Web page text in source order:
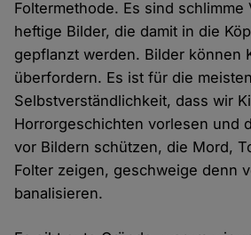
Foltermethode. Es sind schlimme
heftige Bilder, die damit in die
gepflanzt werden. Bilder können
überfordern. Es ist für die
Selbstverständlichkeit, dass wir
Horrorgeschichten vorlesen und
vor Bildern schützen, die Mord,
Folter zeigen, geschweige denn
banalisieren.